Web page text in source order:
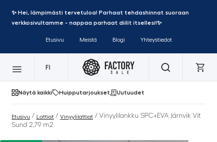
✨ Hei, lämpimästi tervetuloa! Parhaat tehdashinnat suoraan
verkkosivultamme - nappaa parhaat diilit itsellesi!✨
Etusivu Meistä Blogi Yhteystiedot
FI
Näytä kaikki Huipputarjoukset Uutuudet
Etusivu / Lattiat / Vinyylilattiat / Vinyylilankku SPC+EVA Järnvik Vit
Sund 2,79 m2